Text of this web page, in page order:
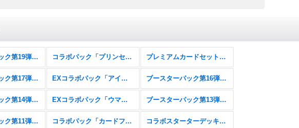
ブースターパック第19弾「天魔八虐」 コラボパック「プリンセスコネクト！Re:Dive」 プレミアムカードセット「プリンセスコネクト！Re:Dive」
ブースターパック第17弾「ConvergentDestinies/コンヴァージェント・ディスティニー」 EXコラボパック「アイドルマスター シンデレラガールズ」 ブースターパック第16弾「新たなる創世」
ブースターパック第14弾「夢幻の饗宴」 EXコラボパック「ウマ娘 プリティーダービー」 ブースターパック第13弾「暗黒降誕」
ブースターパック第11弾「宿命の弾丸」 コラボパック「カードファイト!! ヴァンガード」 コラボスターターデッキ「聖域の騎士団」「黙示録の炎」